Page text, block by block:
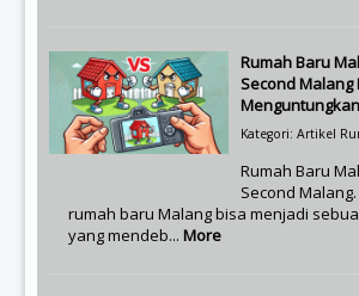
Rumah Baru
Second Malang
Menguntungkan
Kategori: Artikel
Rumah Baru
Second
rumah baru Malang bisa menjadi
yang mendeb... More